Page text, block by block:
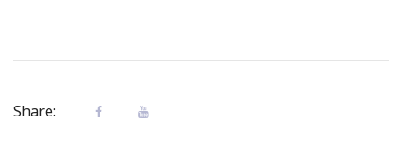
Share: